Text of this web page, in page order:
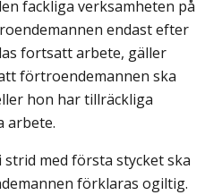
fackliga verksamheten på
endast efter
fortsatt arbete, gäller
förtroendemannen ska
hon har tillräckliga
arbete.
med första stycket ska
förklaras ogiltig.